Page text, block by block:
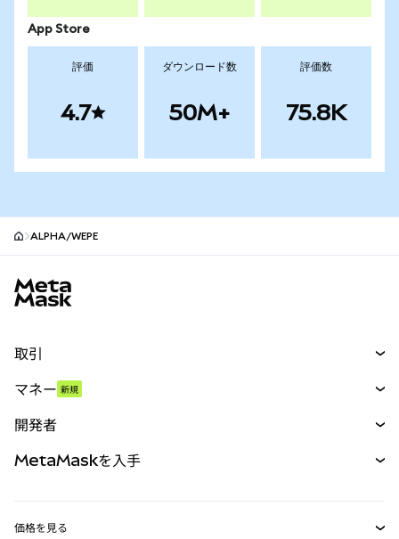
App Store
評価
4.7
ダウンロード数
50M+
評価数
75.8K
ALPHA/WEPE
取引
パーペチュアル
RWA
マネー 新規
開発者
MetaMaskを入手
価格を見る